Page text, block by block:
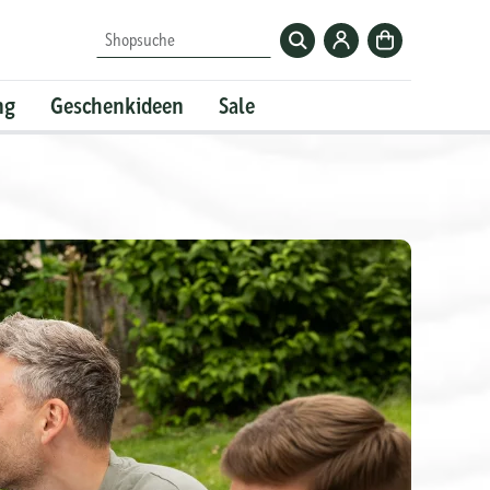
Zum
Krombacher-
Account
Zur
Kasse
Shopsuche
Geschenkideen Sale